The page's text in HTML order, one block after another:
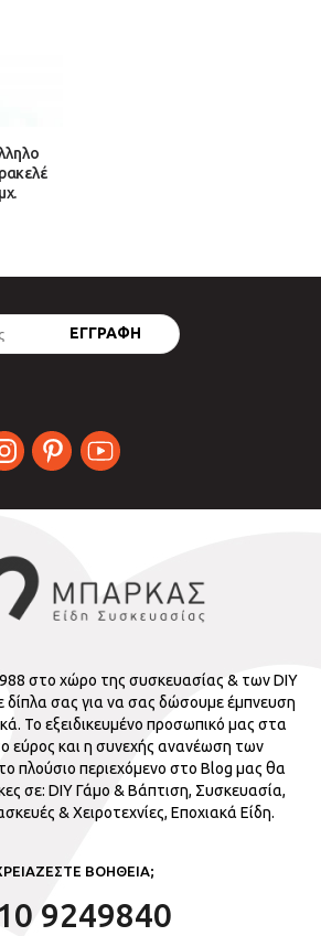
στο χώρο της συσκευασίας & των DIY
σας για να σας δώσουμε έμπνευση
Το εξειδικευμένο προσωπικό μας στα
εύρος και η συνεχής ανανέωση των
πλούσιο περιεχόμενο στο Blog μας θα
σε: DIY Γάμο & Βάπτιση, Συσκευασία,
& Χειροτεχνίες, Εποχιακά Είδη.
ΒΟΗΘΕΙΑ;
9249840